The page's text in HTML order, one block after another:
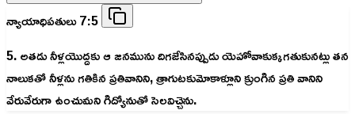
న్యాయాధిపతులు 7:5
5. అతడు నీళ్లయొద్దకు ఆ జనమును దిగజేసినప్పుడు యెహోవాకుక్కగతుకునట్లు తన
నాలుకతో నీళ్లను గతికిన ప్రతివానిని, త్రాగుటకుమోకాళ్లూని క్రుంగిన ప్రతి వానిని
వేరువేరుగా ఉంచుమని గిద్యోనుతో సెలవిచ్చెను.